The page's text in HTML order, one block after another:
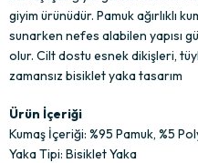
giyim ürünüdür. Pamuk ağırlıklı
sunarken nefes alabilen yapısı
olur. Cilt dostu esnek dikişleri,
zamansız bisiklet yaka tasarım
Ürün İçeriği
Kumaş İçeriği: %95 Pamuk, %5
Yaka Tipi: Bisiklet Yaka